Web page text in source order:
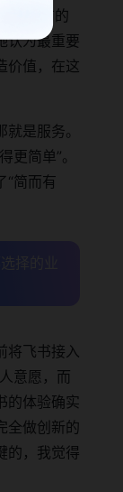
9 年前的
认为最重要
价值，在这
是服务。
更简单”。
“简而有
择的业
将飞书接入
意愿，而
的体验确实
全做创新的
的，我觉得